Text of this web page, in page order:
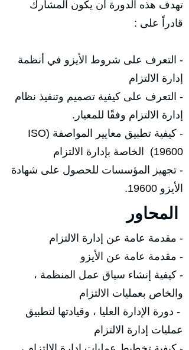
تهدف هذه الدورة أن يكون المشارك
قادراً على :
- التعرف على شروط الأيزو في أنظمة
إدارة الالتزام
- التعرف على كيفية تصميم وتنفيذ نظام
إدارة الالتزام وفقًا للمعيار.
- كيفية تطبيق معايير المواصفة (ISO
19600) الخاصة بإدارة الالتزام
- تجهيز المؤسسات للحصول على شهادة
الأيزو 19600.
- مقدمة عامة عن إدارة الالتزام
- مقدمة عامة عن الأيزو
- كيفية إنشاء سياق عمل المنظمة ،
والخاص بعمليات الالتزام
- دورة الإدارة العليا ، وقيادتها لتطبيق
عمليات إدارة الالتزام